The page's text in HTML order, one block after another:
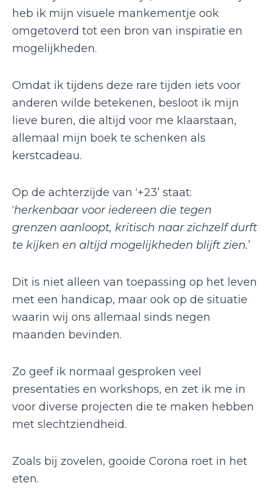
heb ik mijn visuele mankementje ook
omgetoverd tot een bron van inspiratie en
mogelijkheden.
Omdat ik tijdens deze rare tijden iets voor
anderen wilde betekenen, besloot ik mijn
lieve buren, die altijd voor me klaarstaan,
allemaal mijn boek te schenken als
kerstcadeau.
Op de achterzijde van ‘+23’ staat:
‘herkenbaar voor iedereen die tegen
grenzen aanloopt, kritisch naar zichzelf durft
te kijken en altijd mogelijkheden blijft zien.’
Dit is niet alleen van toepassing op het leven
met een handicap, maar ook op de situatie
waarin wij ons allemaal sinds negen
maanden bevinden.
Zo geef ik normaal gesproken veel
presentaties en workshops, en zet ik me in
voor diverse projecten die te maken hebben
met slechtziendheid.
Zoals bij zovelen, gooide Corona roet in het
eten.